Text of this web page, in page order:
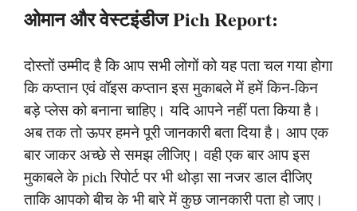
ओमान और वेस्टइंडीज Pich Report:
दोस्तों उम्मीद है कि आप सभी लोगों को यह पता चल गया होगा
कि कप्तान एवं वॉइस कप्तान इस मुकाबले में हमें किन-किन
बड़े प्लेस को बनाना चाहिए। यदि आपने नहीं पता किया है।
अब तक तो ऊपर हमने पूरी जानकारी बता दिया है। आप एक
बार जाकर अच्छे से समझ लीजिए। वही एक बार आप इस
मुकाबले के pich रिपोर्ट पर भी थोड़ा सा नजर डाल दीजिए
ताकि आपको बीच के भी बारे में कुछ जानकारी पता हो जाए।